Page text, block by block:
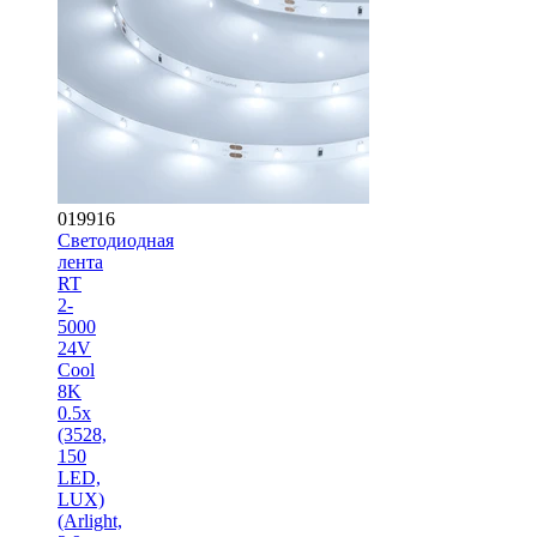
019916
Светодиодная
лента
RT
2-
5000
24V
Cool
8K
0.5x
(3528,
150
LED,
LUX)
(Arlight,